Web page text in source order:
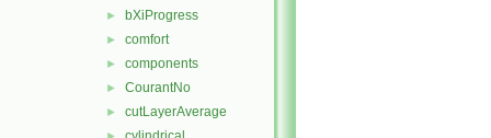
► bXiProgress
► comfort
► components
► CourantNo
► cutLayerAverage